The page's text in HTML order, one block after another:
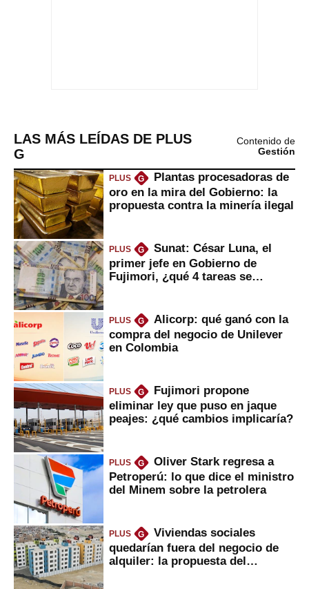
LAS MÁS LEÍDAS DE PLUS
G
Contenido de
Gestión
PLUS G
Plantas procesadoras de
oro en la mira del Gobierno: la
propuesta contra la minería ilegal
PLUS G
Sunat: César Luna, el
primer jefe en Gobierno de
Fujimori, ¿qué 4 tareas se
PLUS G
Alicorp: qué ganó con la
compra del negocio de Unilever
en Colombia
PLUS G
Fujimori propone
eliminar ley que puso en jaque
peajes: ¿qué cambios implicaría?
PLUS G
Oliver Stark regresa a
Petroperú: lo que dice el ministro
del Minem sobre la petrolera
PLUS G
Viviendas sociales
quedarían fuera del negocio de
alquiler: la propuesta del